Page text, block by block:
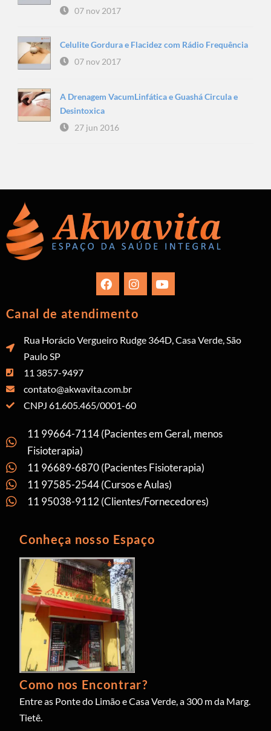
07 nov 2017
Celulite Gordura e Flacidez com Rádio Frequência
07 nov 2017
A Drenagem VacumLinfática e Guashá Circula e
Desintoxica
27 jun 2016
Canal de atendimento
Rua Horácio Vergueiro Rudge 364D, Casa Verde, São
Paulo SP
11 3857-9497
contato@akwavita.com.br
CNPJ 61.605.465/0001-60
11 99664-7114 (Pacientes em Geral, menos
Fisioterapia)
11 96689-6870 (Pacientes Fisioterapia)
11 97585-2544 (Cursos e Aulas)
11 95038-9112 (Clientes/Fornecedores)
Conheça nosso Espaço
Como nos Encontrar?
Entre as Ponte do Limão e Casa Verde, a 300 m da Marg.
Tietê.